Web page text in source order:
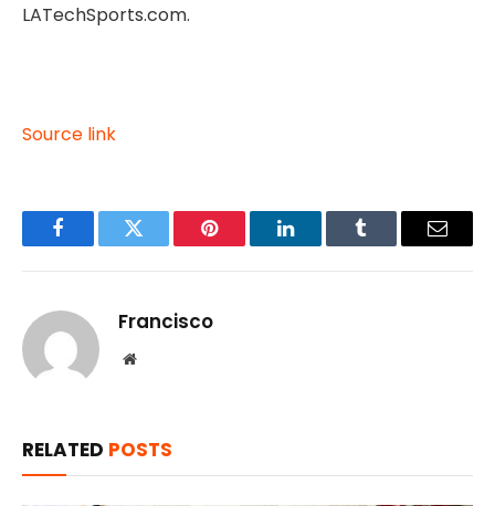
LATechSports.com.
Source link
FacebookTwitter Pinterest LinkedInTumblr Email
Francisco
Website
RELATED POSTS